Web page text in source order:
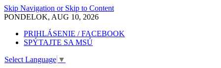
Skip Navigation or Skip to Content
PONDELOK, AUG 10, 2026
PRIHLÁSENIE / FACEBOOK
SPÝTAJTE SA MSÚ
Select Language ▼